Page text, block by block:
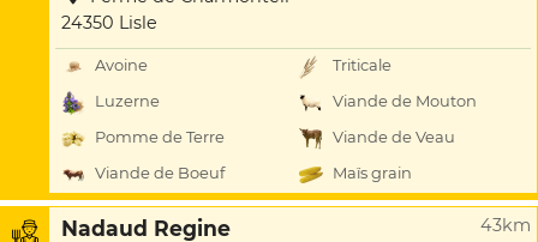
24350 Lisle
Avoine
Triticale
Luzerne
Viande de Mouton
Pomme de Terre
Viande de Veau
Viande de Boeuf
Maïs grain
Nadaud Regine 43km